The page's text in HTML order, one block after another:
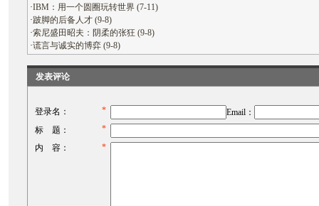
·IBM：用一个圆圈玩转世界 (7-11)
·跛脚的后备人才 (9-8)
·索尼盛田昭夫：阴柔的张狂 (9-8)
·谎言与诚实的博弈 (9-8)
发表评论
登录名： *
Email：
标 题：
*
内 容：
*